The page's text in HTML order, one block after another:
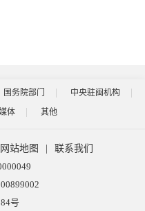
国务院部门
中央驻闽机构
体 其他
网站地图
联系我们
号